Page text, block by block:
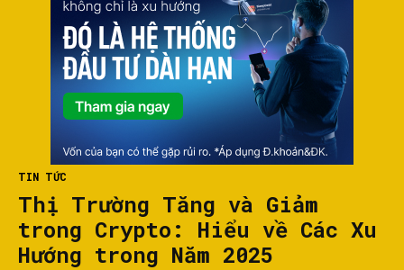
TIN TỨC
Thị Trường Tăng và Giảm
trong Crypto: Hiểu về Các Xu
Hướng trong Năm 2025